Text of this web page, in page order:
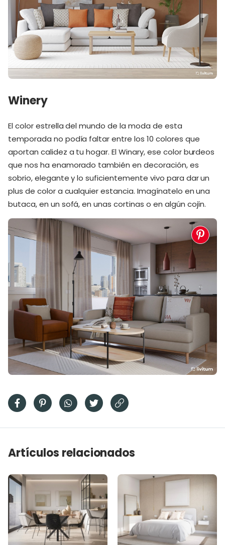
Winery
El color estrella del mundo de la moda de esta
temporada no podía faltar entre los 10 colores que
aportan calidez a tu hogar. El Winary, ese color burdeos
que nos ha enamorado también en decoración, es
sobrio, elegante y lo suficientemente vivo para dar un
plus de color a cualquier estancia. Imagínatelo en una
butaca, en un sofá, en unas cortinas o en algún cojín.
Artículos relacionados